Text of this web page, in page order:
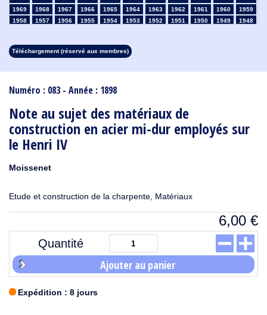
Numéro : 083 - Année : 1898
Note au sujet des matériaux de
construction en acier mi-dur employés sur
le Henri IV
Moissenet
Etude et construction de la charpente, Matériaux
6,00 €
Quantité
Ajouter au panier
Expédition : 8 jours
1969
1968 1967 1966 1965 1964 1963 1962 1961 1960
1959
1958
1957 1956 1955 1954 1953 1952 1951 1950 1949
1948
1913
1912 1911 1910 1909 1908
Téléchargement (réservé aux membres)